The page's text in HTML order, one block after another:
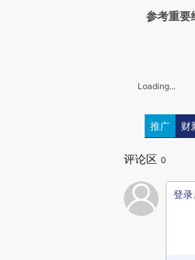
参考重要
Loading...
推广 财
评论区 0
登录